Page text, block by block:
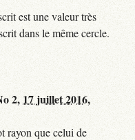
est une valeur très
dans le même cercle.
2, 17 juillet 2016,
rayon que celui de